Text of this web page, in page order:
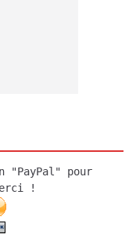
"PayPal" pour
!